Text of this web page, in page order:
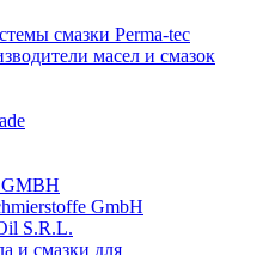
смазки Perma-tec
масел и смазок
GmbH
S.R.L.
и смазки для